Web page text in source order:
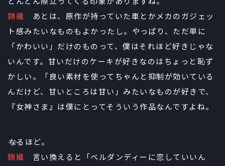
錦織 あとは、原作が持っていた車とかメカのガジェッ
ト感みたいなものもよかったし。やっぱり、ただ単に
「かわいい」だけのものって、僕はそれほど好きじゃな
いんです。甘いだけのケーキが好きなのはちょっと恥ず
かしい。「良い素材を使ってちゃんと抑制が効いている
んだけど、甘いところは甘い」みたいなものが好きで、
『女神さま』は僕にとってそういう作品なんですよね。
――なるほど。
錦織 言い換えると「ベルダンディーに恋していいん